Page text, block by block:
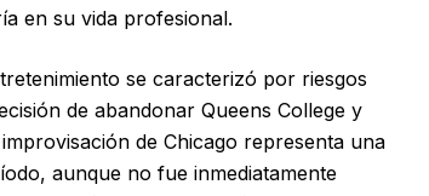
en su vida profesional.
se caracterizó por riesgos
de abandonar Queens College y
de Chicago representa una
aunque no fue inmediatamente